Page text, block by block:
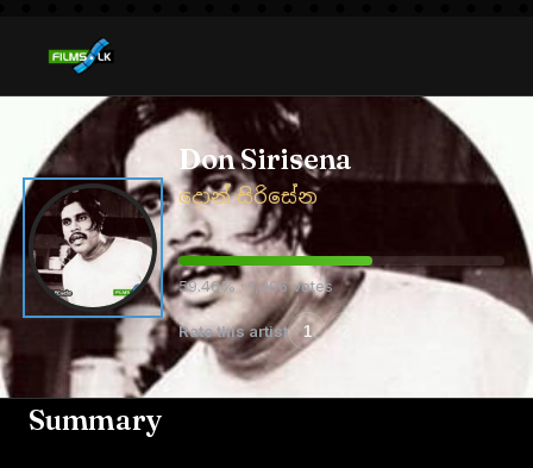
Don Sirisena
දොන් සිරිසේන
59.46% · 1,906 votes
Rate this artist 1
Summary